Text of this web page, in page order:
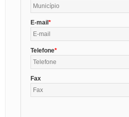
E-mail
Telefone
Fax